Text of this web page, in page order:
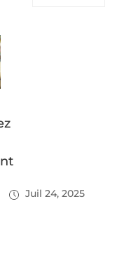
Juil 24, 2025